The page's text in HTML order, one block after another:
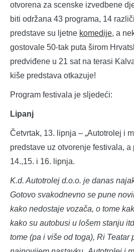
otvorena za scenske izvedbene
biti održana 43 programa, 14
predstave su ljetne komedije, a
gostovale 50-tak puta širom
predviđene u 21 sat na terasi
kiše predstava otkazuje!
Program festivala je sljedeći:
Lipanj
Četvrtak, 13. lipnja – „Autotrolej i
predstave uz otvorenje festivala,
14.,15. i 16. lipnja.
K.d. Autotrolej d.o.o. je danas
Gotovo svakodnevno se pune
kako nedostaje vozača, o tome
kako su autobusi u lošem stanju
tome (pa i više od toga), Ri Teatar